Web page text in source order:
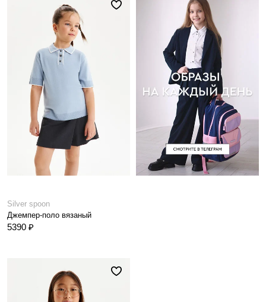
Silver spoon
Джемпер-поло вязаный
5390 ₽